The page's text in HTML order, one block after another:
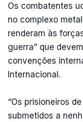
Os combatentes
no complexo
renderam às
guerra” que
convenções
Internacional.
“Os prisioneiros
submetidos a